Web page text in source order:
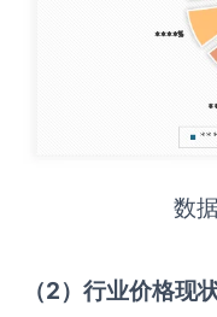
数
（2）行业价格现